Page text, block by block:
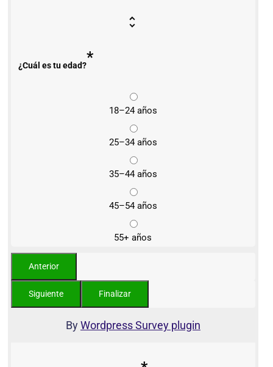
¿Cuál es tu edad?*
18–24 años
25–34 años
35–44 años
45–54 años
55+ años
ByWordpress Survey plugin